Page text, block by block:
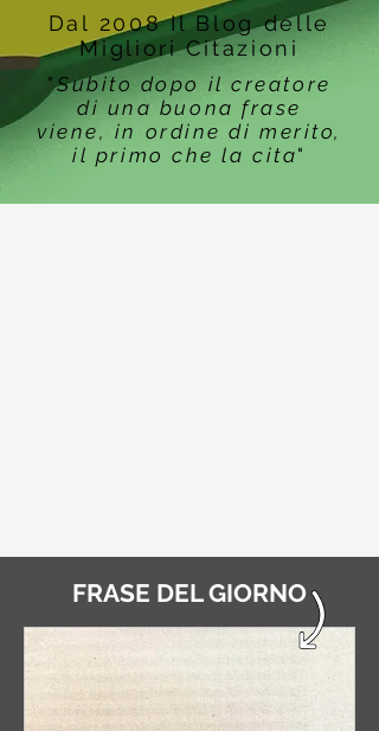
Dal 2008 Il Blog delle
Migliori Citazioni
"Subito dopo il creatore
di una buona frase
viene, in ordine di merito,
il primo che la cita"
FRASE DEL GIORNO